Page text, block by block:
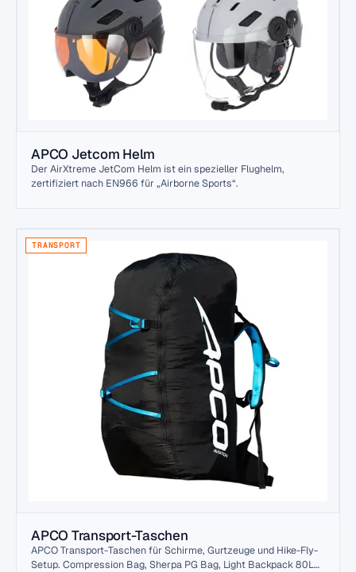
APCO Jetcom Helm
Der AirXtreme JetCom Helm ist ein spezieller Flughelm,
zertifiziert nach EN966 für „Airborne Sports“.
TRANSPORT
APCO Transport-Taschen
APCO Transport-Taschen für Schirme, Gurtzeuge und Hike-Fly-
Setup. Compression Bag, Sherpa PG Bag, Light Backpack 80L